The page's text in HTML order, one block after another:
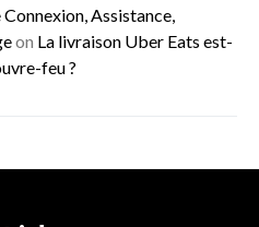
Assistance,
on La livraison Uber Eats est-
feu ?